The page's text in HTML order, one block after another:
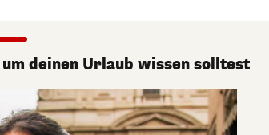
deinen Urlaub wissen solltest